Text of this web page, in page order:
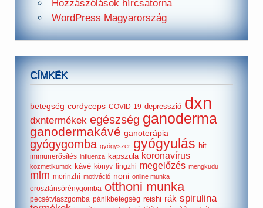
Hozzászólások hírcsatorna
WordPress Magyarország
CÍMKÉK
betegség cordyceps COVID-19 depresszió dxn
dxntermékek egészség ganoderma
ganodermakávé ganoterápia
gyógygomba gyógyszer gyógyulás hit
immunerősítés influenza kapszula koronavírus
kozmetikumok kávé könyv lingzhi megelőzés mengkudu
mlm morinzhi motiváció noni online munka
oroszlánsörénygomba otthoni munka
pecsétviaszgomba pánikbetegség reishi rák spirulina